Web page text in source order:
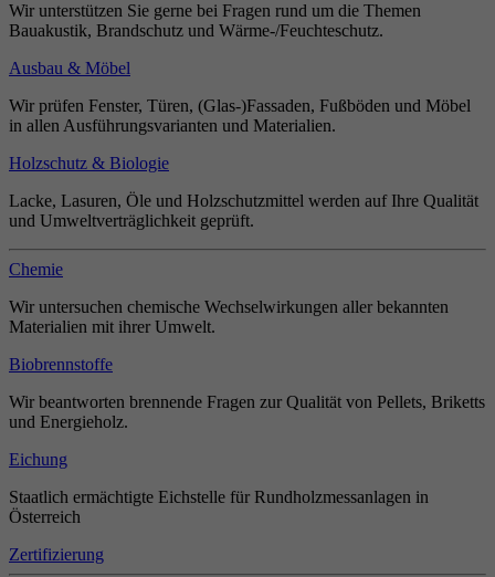
Wir unterstützen Sie gerne bei Fragen rund um die Themen
Bauakustik, Brandschutz und Wärme-/Feuchteschutz.
Ausbau & Möbel
Wir prüfen Fenster, Türen, (Glas-)Fassaden, Fußböden und Möbel
in allen Ausführungsvarianten und Materialien.
Holzschutz & Biologie
Lacke, Lasuren, Öle und Holzschutzmittel werden auf Ihre Qualität
und Umweltverträglichkeit geprüft.
Chemie
Wir untersuchen chemische Wechselwirkungen aller bekannten
Materialien mit ihrer Umwelt.
Biobrennstoffe
Wir beantworten brennende Fragen zur Qualität von Pellets, Briketts
und Energieholz.
Eichung
Staatlich ermächtigte Eichstelle für Rundholzmessanlagen in
Österreich
Zertifizierung